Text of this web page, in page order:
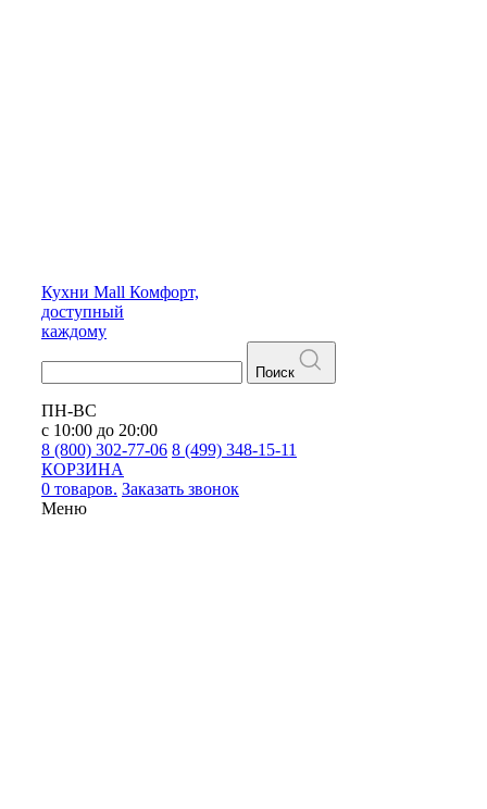
Кухни Mall Комфорт,
доступный
каждому
Поиск
ПН-ВС
с 10:00 до 20:00
8 (800) 302-77-06 8 (499) 348-15-11
КОРЗИНА
0 товаров. Заказать звонок
Меню